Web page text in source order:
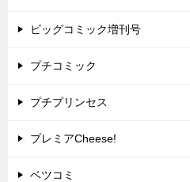
ビッグコミック増刊号
プチコミック
プチプリンセス
プレミアCheese!
ベツコミ